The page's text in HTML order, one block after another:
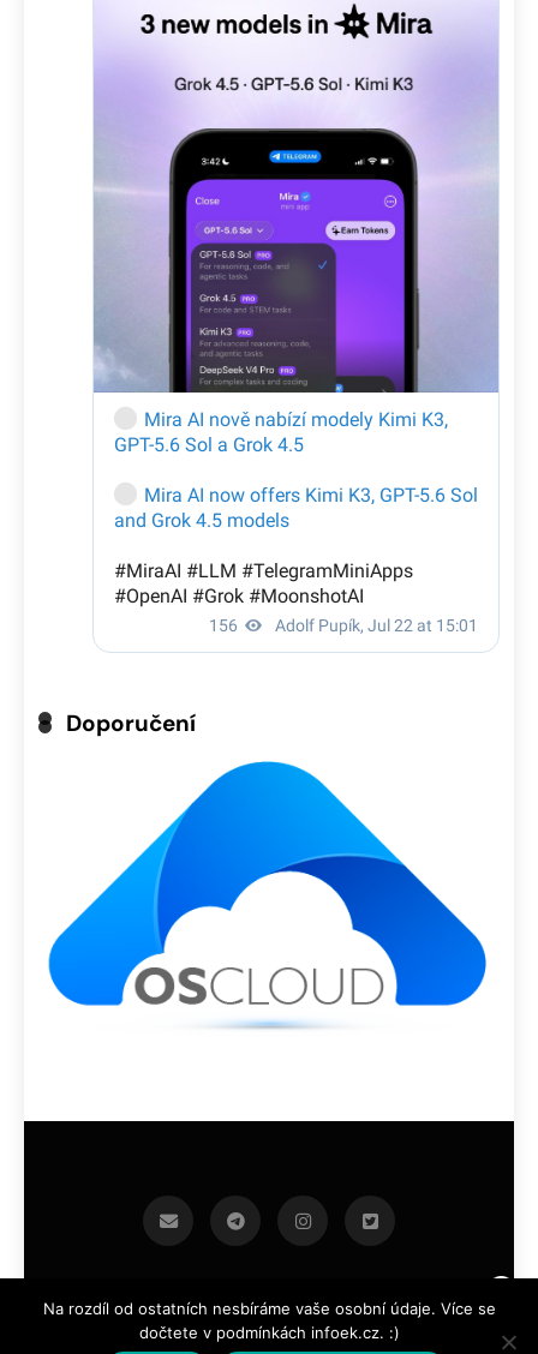
Doporučení
infoek.cz 2026.Developed By BlazeThemes .
Na rozdíl od ostatních nesbíráme vaše osobní údaje. Více se
dočtete v podmínkách infoek.cz. :)